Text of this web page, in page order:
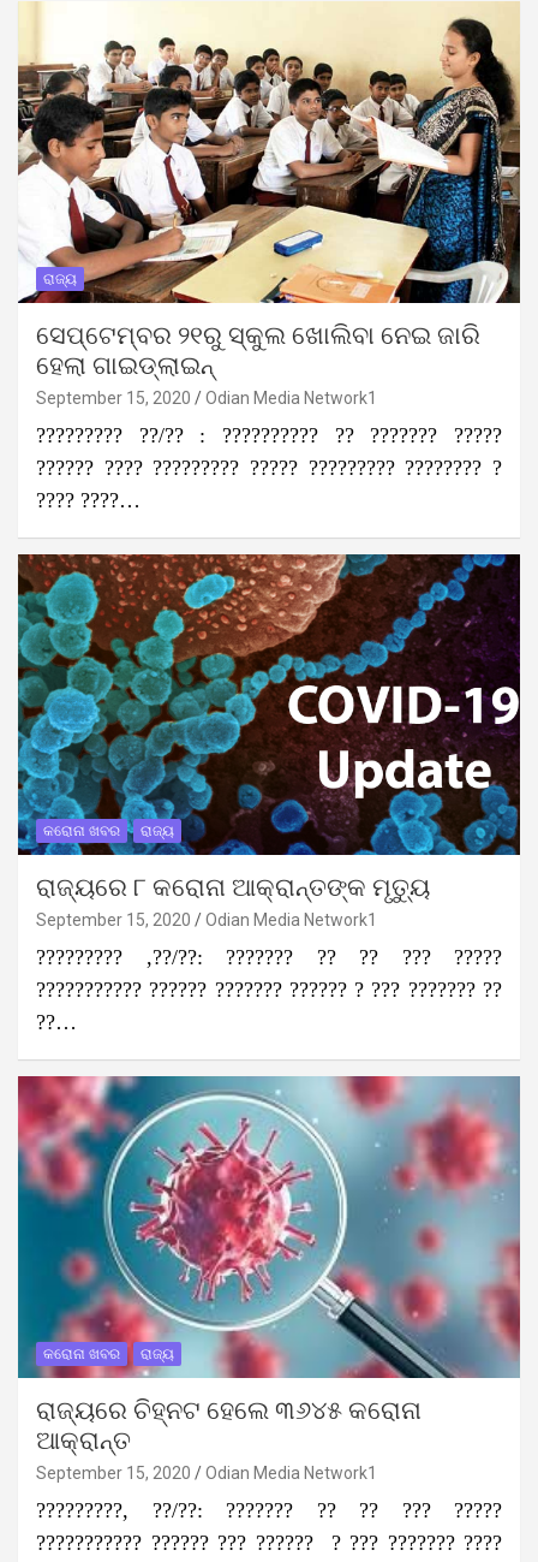
ରାଜ୍ୟ
ସେପ୍ଟେମ୍ବର ୨୧ରୁ ସ୍କୁଲ ଖୋଲିବା ନେଇ ଜାରି
ହେଲା ଗାଇଡ୍‌ଲାଇନ୍
September 15, 2020 Odian Media Network1
????????? ??/?? : ?????????? ?? ??????? ?????
?????? ???? ????????? ????? ????????? ???????? ?
???? ????…
କରୋନା ଖବର ରାଜ୍ୟ
ରାଜ୍ୟରେ ୮ କରୋନା ଆକ୍ରାନ୍ତଙ୍କ ମୃତ୍ୟୁ
September 15, 2020 Odian Media Network1
????????? ,??/??: ??????? ?? ?? ??? ?????
??????????? ?????? ??????? ?????? ? ??? ??????? ??
??…
କରୋନା ଖବର ରାଜ୍ୟ
ରାଜ୍ୟରେ ଚିହ୍ନଟ ହେଲେ ୩୬୪୫ କରୋନା
ଆକ୍ରାନ୍ତ
September 15, 2020 Odian Media Network1
?????????, ??/??: ??????? ?? ?? ??? ?????
??????????? ?????? ??? ?????? ? ??? ??????? ????